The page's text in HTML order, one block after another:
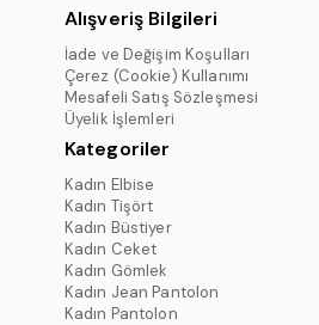
Alışveriş Bilgileri
İade ve Değişim Koşulları
Çerez (Cookie) Kullanımı
Mesafeli Satış Sözleşmesi
Üyelik İşlemleri
Kategoriler
Kadın Elbise
Kadın Tişört
Kadın Büstiyer
Kadın Ceket
Kadın Gömlek
Kadın Jean Pantolon
Kadın Pantolon